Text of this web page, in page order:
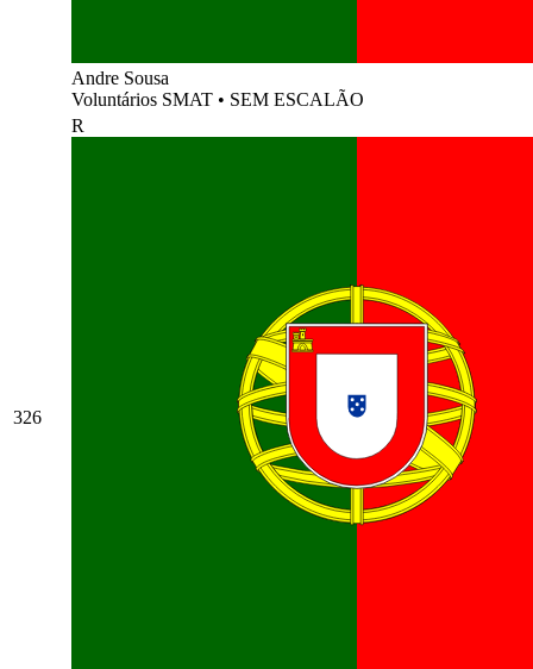
Andre Sousa
Voluntários SMAT • SEM ESCALÃO
326
R